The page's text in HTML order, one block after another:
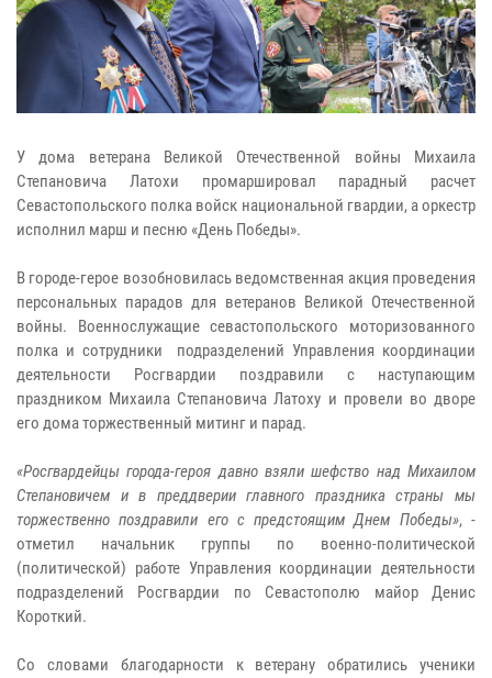
У дома ветерана Великой Отечественной войны Михаила
Степановича Латохи промаршировал парадный расчет
Севастопольского полка войск национальной гвардии, а оркестр
исполнил марш и песню «День Победы».
В городе-герое возобновилась ведомственная акция проведения
персональных парадов для ветеранов Великой Отечественной
войны. Военнослужащие севастопольского моторизованного
полка и сотрудники подразделений Управления координации
деятельности Росгвардии поздравили с наступающим
праздником Михаила Степановича Латоху и провели во дворе
его дома торжественный митинг и парад.
«Росгвардейцы города-героя давно взяли шефство над Михаилом
Степановичем и в преддверии главного праздника страны мы
торжественно поздравили его с предстоящим Днем Победы», -
отметил начальник группы по военно-политической
(политической) работе Управления координации деятельности
подразделений Росгвардии по Севастополю майор Денис
Короткий.
Со словами благодарности к ветерану обратились ученики